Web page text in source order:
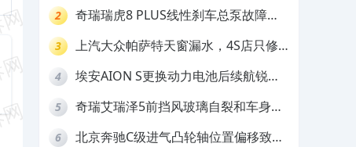
2
奇瑞瑞虎8 PLUS线性刹车总泵故障，
3
上汽大众帕萨特天窗漏水，4S店只修
4
埃安AION S更换动力电池后续航锐
5
奇瑞艾瑞泽5前挡风玻璃自裂和车身多
6
北京奔驰C级进气凸轮轴位置偏移致发